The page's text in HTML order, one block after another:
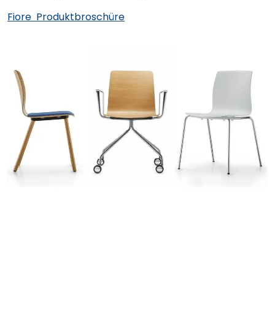
Fiore Produktbroschüre